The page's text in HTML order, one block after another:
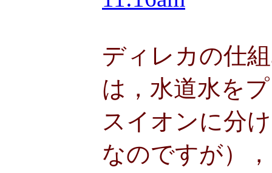
ディレカの仕
は，水道水を
スイオンに分
なのですが）